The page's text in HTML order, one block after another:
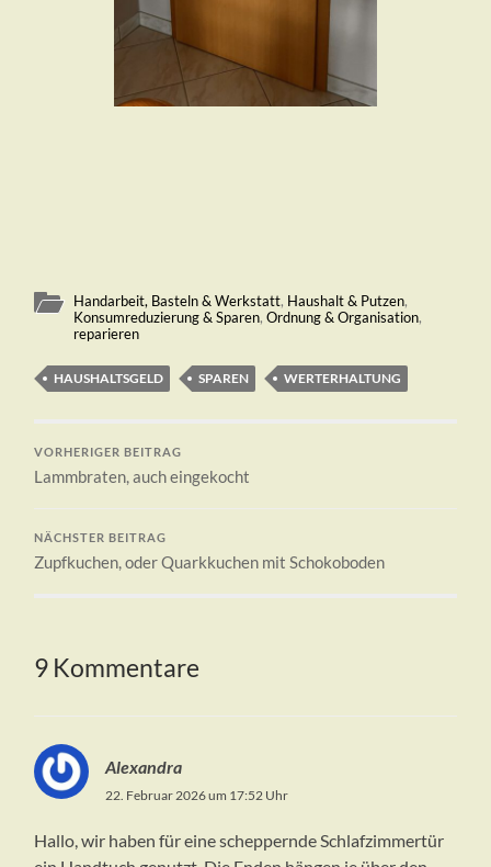
Handarbeit, Basteln & Werkstatt, Haushalt & Putzen,
Konsumreduzierung & Sparen,Ordnung & Organisation,
reparieren
HAUSHALTSGELD SPAREN WERTERHALTUNG
VORHERIGER BEITRAG
Lammbraten, auch eingekocht
NÄCHSTER BEITRAG
Zupfkuchen, oder Quarkkuchen mit Schokoboden
9 Kommentare
Alexandra
22. Februar 2026 um 17:52 Uhr
Hallo, wir haben für eine scheppernde Schlafzimmertür